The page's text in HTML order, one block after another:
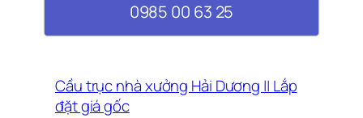
0985 00 63 25
Cầu trục nhà xưởng Hải Dương || Lắp
đặt giá gốc